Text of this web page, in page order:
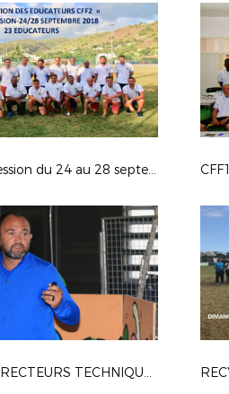
CFF2 à La Possession du 24 au 28 septembre 2018
RECYCLAGE DIRECTEURS TECHNIQUES - 15/09/2018